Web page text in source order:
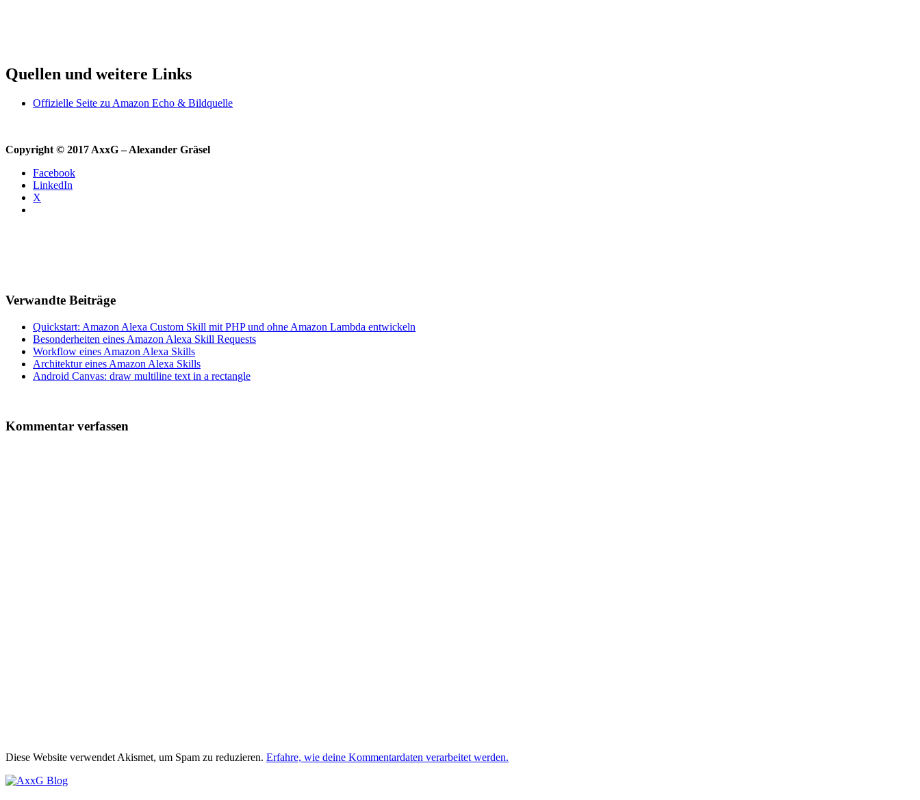
Quellen und weitere Links
Offizielle Seite zu Amazon Echo & Bildquelle
Copyright © 2017 AxxG – Alexander Gräsel
Facebook
LinkedIn
X
Verwandte Beiträge
Quickstart: Amazon Alexa Custom Skill mit PHP und ohne Amazon Lambda entwickeln
Besonderheiten eines Amazon Alexa Skill Requests
Workflow eines Amazon Alexa Skills
Architektur eines Amazon Alexa Skills
Android Canvas: draw multiline text in a rectangle
Kommentar verfassen
Diese Website verwendet Akismet, um Spam zu reduzieren. Erfahre, wie deine Kommentardaten verarbeitet werden.